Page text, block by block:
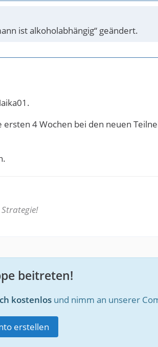
ist alkoholabhängig“ geändert.
4 Wochen bei den neuen
beitreten!
kostenlosund nimm an unserer
erstellen